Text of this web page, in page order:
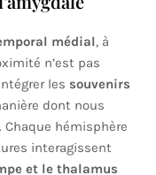
médial, à
n’est pas
les souvenirs
dont nous
Chaque hémisphère
interagissent
et le thalamus